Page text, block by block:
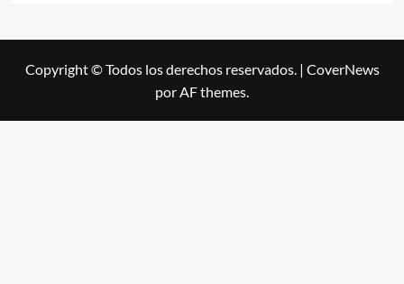
Copyright © Todos los derechos reservados. | CoverNews
por AF themes.